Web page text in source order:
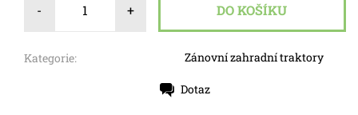
- +
Kategorie: Zánovní zahradní traktory
Dotaz